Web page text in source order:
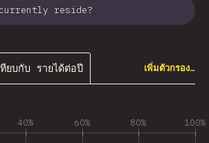
currently reside?
ทียบกับ รายได้ต่อปี เพิ่มตัวกรอง…
40% 60% 80% 100%